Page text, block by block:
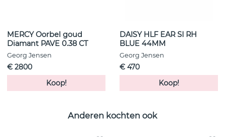
MERCY Oorbel goud
Diamant PAVE 0.38 CT
Georg Jensen
€ 2800
Koop!
DAISY HLF EAR SI RH
BLUE 44MM
Georg Jensen
€ 470
Koop!
Anderen kochten ook